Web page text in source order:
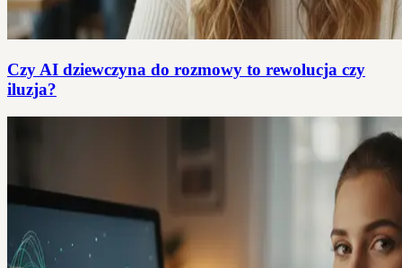
Czy AI dziewczyna do rozmowy to rewolucja czy
iluzja?